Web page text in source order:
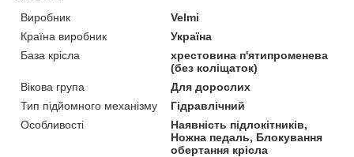
Виробник
Velmi
Країна виробник
Україна
База крісла
хрестовина п'ятипроменева
(без коліщаток)
Вікова група
Для дорослих
Тип підйомного механізму
Гідравлічний
Особливості
Наявність підлокітників,
Ножна педаль, Блокування
обертання крісла